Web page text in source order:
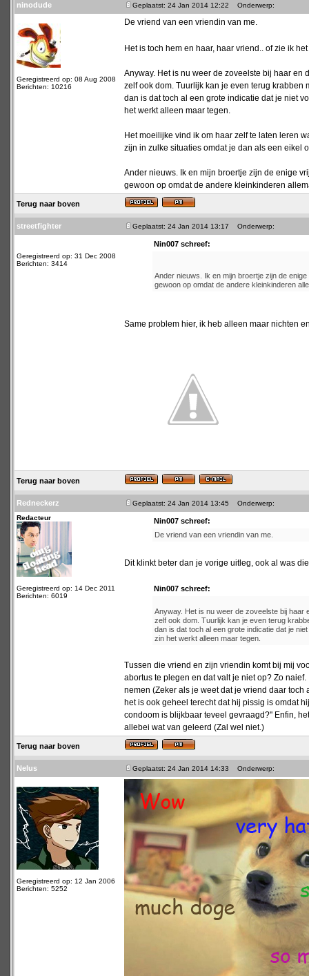
ninodude Geplaatst: 24 Jan 2014 12:22 Onderwerp:
Geregistreerd op: 08 Aug 2008
Berichten: 10216
De vriend van een vriendin van me.
Het is toch hem en haar, haar vriend.. of zie ik
Anyway. Het is nu weer de zoveelste bij haar en
zelf ook dom. Tuurlijk kan je even terug
dan is dat toch al een grote indicatie dat je niet
het werkt alleen maar tegen.
Het moeilijke vind ik om haar zelf te laten leren
zijn in zulke situaties omdat je dan als een eikel
Ander nieuws. Ik en mijn broertje zijn de enige
gewoon op omdat de andere kleinkinderen
Terug naar boven
streetfighter Geplaatst: 24 Jan 2014 13:17 Onderwerp:
Geregistreerd op: 31 Dec 2008
Berichten: 3414
Nin007 schreef:
Ander nieuws. Ik en mijn broertje zijn de
gewoon op omdat de andere kleinkinderen
Same problem hier, ik heb alleen maar nichten
Terug naar boven
Redneckerz Geplaatst: 24 Jan 2014 13:45
Onderwerp:
Redacteur
Geregistreerd op: 14 Dec 2011
Berichten: 6019
Nin007 schreef:
De vriend van een vriendin van me.
Dit klinkt beter dan je vorige uitleg, ook al was
Nin007 schreef:
Anyway. Het is nu weer de zoveelste bij haar
zelf ook dom. Tuurlijk kan je even terug
dan is dat toch al een grote indicatie dat je
zin het werkt alleen maar tegen.
Tussen die vriend en zijn vriendin komt bij mij
abortus te plegen en dat valt je niet op? Zo
nemen (Zeker als je weet dat je vriend daar
het is ook geheel terecht dat hij pissig is omdat
condoom is blijkbaar teveel gevraagd?'' Enfin,
allebei wat van geleerd (Zal wel niet.)
Terug naar boven
Nelus Geplaatst: 24 Jan 2014 14:33 Onderwerp:
Geregistreerd op: 12 Jan 2006
Berichten: 5252